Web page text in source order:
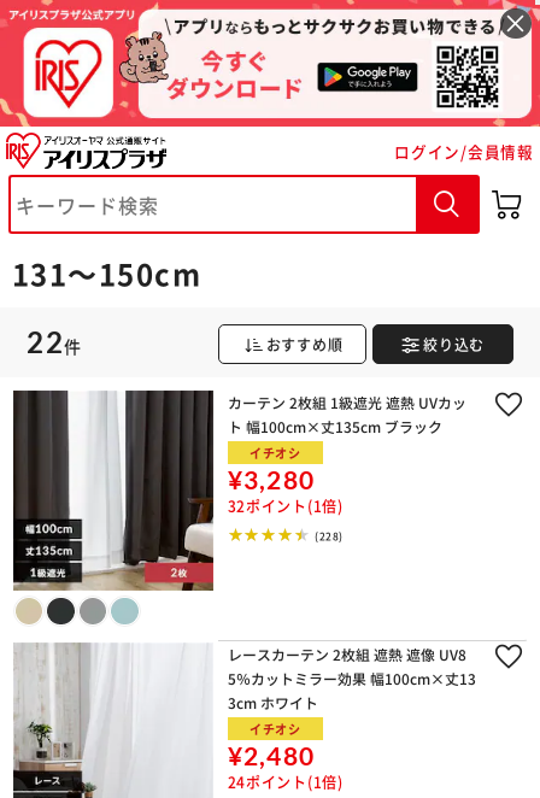
ログイン/会員情報
131～150cm
22件 おすすめ順 絞り込む
カーテン 2枚組 1級遮光 遮熱 UVカッ
ト 幅100cm×丈135cm ブラック
イチオシ
¥3,280
32ポイント(1倍)
(228)
レースカーテン 2枚組 遮熱 遮像 UV8
5％カットミラー効果 幅100cm×丈13
3cm ホワイト
イチオシ
¥2,480
24ポイント(1倍)
※ご確認ください
カートに入れる 購入手続きへ